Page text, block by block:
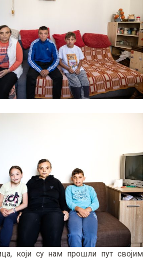
који су нам прошли пут својим